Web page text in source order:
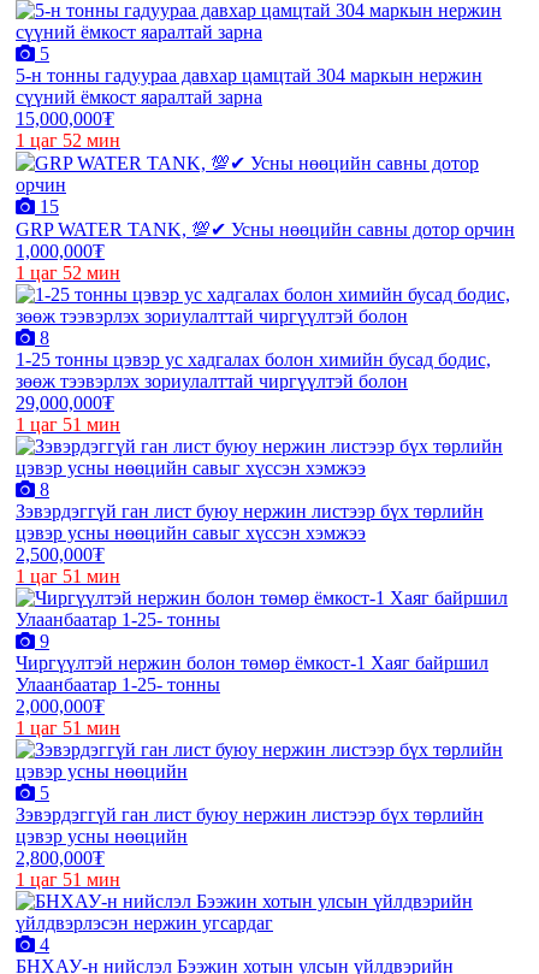
5
5-н тонны гадуураа давхар цамцтай 304 маркын нержин
сүүний ёмкост яаралтай зарна
15,000,000₮
1 цаг 52 мин
15
GRP WATER TANK, 💯✔ Усны нөөцийн савны дотор орчин
1,000,000₮
1 цаг 52 мин
8
1-25 тонны цэвэр ус хадгалах болон химийн бусад бодис,
зөөж тээвэрлэх зориулалттай чиргүүлтэй болон
29,000,000₮
1 цаг 51 мин
8
Зэвэрдэггүй ган лист буюу нержин листээр бүх төрлийн
цэвэр усны нөөцийн савыг хүссэн хэмжээ
2,500,000₮
1 цаг 51 мин
9
Чиргүүлтэй нержин болон төмөр ёмкост-1 Хаяг байршил
Улаанбаатар 1-25- тонны
2,000,000₮
1 цаг 51 мин
5
Зэвэрдэггүй ган лист буюу нержин листээр бүх төрлийн
цэвэр усны нөөцийн
2,800,000₮
1 цаг 51 мин
4
БНХАУ-н нийслэл Бээжин хотын улсын үйлдвэрийн